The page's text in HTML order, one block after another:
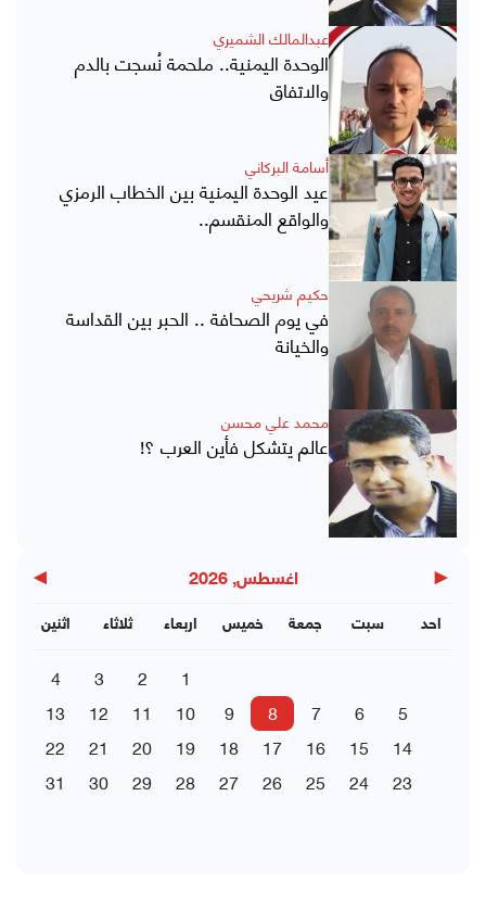
عبدالمالك الشميري
الوحدة اليمنية.. ملحمة نُسجت بالدم
والاتفاق
أسامة البركاني
عيد الوحدة اليمنية بين الخطاب الرمزي
والواقع المنقسم..
حكيم شريحي
في يوم الصحافة .. الحبر بين القداسة
والخيانة
محمد علي محسن
عالم يتشكل فأين العرب ؟!
◀ اغسطس, 2026 ▶
اثنين ثلاثاء اربعاء خميس جمعة سبت احد
1
2
3
4
5
6
7
8
9
10
11
12
13
14
15
16
17
18
19
20
21
22
23
24
25
26
27
28
29
30
31